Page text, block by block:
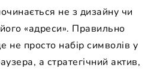
не з дизайну чи
«адреси». Правильно
просто набір символів у
а стратегічний актив,